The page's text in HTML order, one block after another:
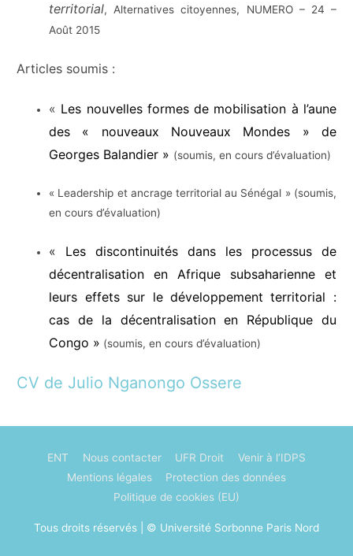
territorial, Alternatives citoyennes, NUMERO – 24 –
Août 2015
Articles soumis :
« Les nouvelles formes de mobilisation à l’aune
des « nouveaux Nouveaux Mondes » de
Georges Balandier » (soumis, en cours d’évaluation)
« Leadership et ancrage territorial au Sénégal » (soumis,
en cours d’évaluation)
« Les discontinuités dans les processus de
décentralisation en Afrique subsaharienne et
leurs effets sur le développement territorial :
cas de la décentralisation en République du
Congo » (soumis, en cours d’évaluation)
CV de Julio Nganongo Ossere
ENT Nous contacter UFR Droit
Venir à l’IDPS
Mentions légales
Protection des données
Politique de cookies (EU)
Tous droits réservés | © Université Sorbonne Paris Nord